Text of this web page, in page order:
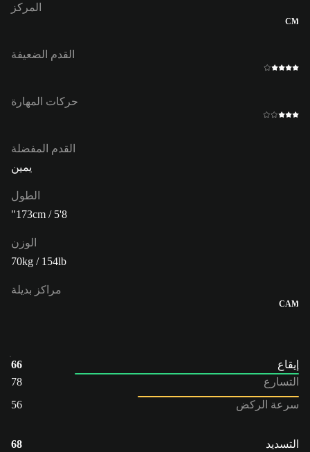
المركز
CM
القدم الضعيفة
حركات المهارة
القدم المفضلة
يمين
الطول
173cm / 5'8"
الوزن
70kg / 154lb
مراكز بديلة
CAM
إيقاع
66
التسارع
78
سرعة الركض
56
التسديد
68